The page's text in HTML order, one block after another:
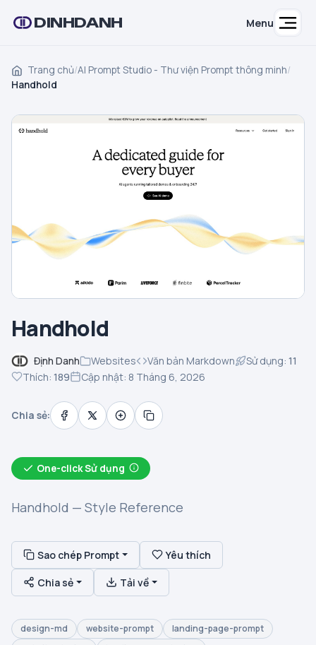
DINHDANH Menu
Trang chủ/AI Prompt Studio - Thư viện Prompt thông minh/
Handhold
Handhold
Định Danh Websites Văn bản Markdown Sử dụng: 11
Thích: 189 Cập nhật: 8 Tháng 6, 2026
Chia sẻ:
One-click Sử dụng
Handhold — Style Reference
Sao chép Prompt Yêu thích
Chia sẻ Tải về
design-md website-prompt
landing-page-prompt